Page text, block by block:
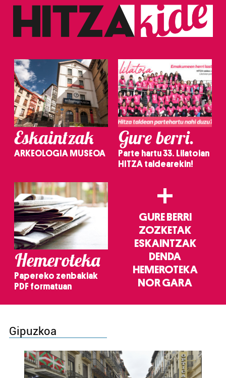
Eskaintzak
ARKEOLOGIA MUSEOA
Gure berri.
Parte hartu 33. Lilatoian
HITZA taldearekin!
Hemeroteka
Papereko zenbakiak
PDF formatuan
+
GURE BERRI
ZOZKETAK
ESKAINTZAK
DENDA
HEMEROTEKA
NOR GARA
Gipuzkoa